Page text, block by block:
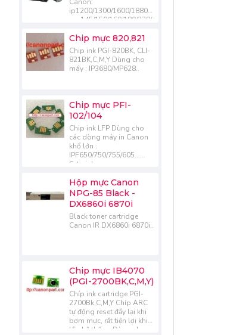
ip1200/1300/1600/1880/1980
mp145/150/160/180/228/450/470/476/198
Chip mực 820,821
Chip ink PGI-820BK, CLI-
821BK,C,M,Y Dùng cho
máy : IP3680/MP628..
Chip mực PFI-
102/104
Chip ink LFP Dùng cho
các dòng máy in Canon
khổ lớn :
IPF650/750/755/605...
Sets ink :
Hộp mực Canon
NPG-85 Black -
DX6860i 6870i
Black toner cartridge
Canon IR DX6860i 6870i..
Chip mực IB4070
(PGI-2700BK,C,M,Y)
Chíp ink cartridge PGI-
2700Bk,C,M,Y Chíp ARC
tự động reset đầy lại khi
bơm mực, rất tiện lợi khi
lắp hệ thống Dùng cho